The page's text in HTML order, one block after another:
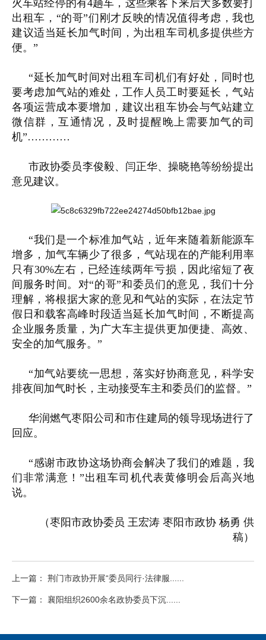
火车站经停的有4趟车，这些乘客下来后大多数要打
出租车，“的哥”们刚才反映的情况值得考虑，我也
建议适当延长加气时间，为出租车司机多提供些方
便。”
“延长加气时间对出租车司机们有好处，同时也
要考虑加气站的难处，工作人员工时要延长，气站
各项运营成本要增加，建议出租车协会与气站建立
微信群，互通情况，及时提醒晚上需要加气的司
机”…………
市政协委员李俊毅、闫正华、操晓艳等纷纷提出
意见建议。
“我们是一个标准加气站，近年来随着新能源车
增多，加气车辆少了很多，气站现在的产能利用率
只有30%左右，已经连续两年亏损，因此缩短了夜
间服务时间。对“的哥”和委员们的意见，我们十分
理解，将根据大家的意见和气站的实际，在法定节
假日和载客高峰时段适当延长加气时间，不断提高
企业服务质量，为广大车主提供更加便捷、高效、
安全的加气服务。”
“加气站要统一思想，落实好协商意见，科学安
排夜间加气时长，主动接受车主和委员们的监督。”
华润燃气枣阳公司和市住建局的领导现场进行了
回应。
“感谢市政协这场协商会解决了我们的难题，我
们非常满意！”出租车司机代表黄修明会后高兴地
说。
（枣阳市政协委员 王宏涛 枣阳市政协 杨勇 供
稿）
上一篇： 荆门市政协开展“委员同行·法律服......
下一篇： 襄阳组织2600余名政协委员下沉......